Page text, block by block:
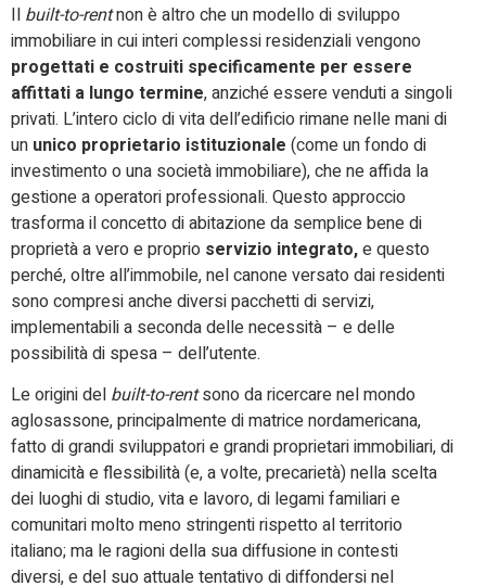
Il built-to-rentnon è altro che un modello di sviluppo
immobiliare in cui interi complessi residenziali vengono
progettati e costruiti specificamente per essere
affittati a lungo termine, anziché essere venduti a singoli
privati. L’intero ciclo di vita dell’edificio rimane nelle mani di
un unico proprietario istituzionale (come un fondo di
investimento o una società immobiliare), che ne affida la
gestione a operatori professionali. Questo approccio
trasforma il concetto di abitazione da semplice bene di
proprietà a vero e proprio servizio integrato,e questo
perché, oltre all’immobile, nel canone versato dai residenti
sono compresi anche diversi pacchetti di servizi,
implementabili a seconda delle necessità – e delle
possibilità di spesa – dell’utente.
Le origini del built-to-rentsono da ricercare nel mondo
aglosassone, principalmente di matrice nordamericana,
fatto di grandi sviluppatori e grandi proprietari immobiliari, di
dinamicità e flessibilità (e, a volte, precarietà) nella scelta
dei luoghi di studio, vita e lavoro, di legami familiari e
comunitari molto meno stringenti rispetto al territorio
italiano; ma le ragioni della sua diffusione in contesti
diversi, e del suo attuale tentativo di diffondersi nel